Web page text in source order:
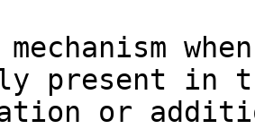
present in
or